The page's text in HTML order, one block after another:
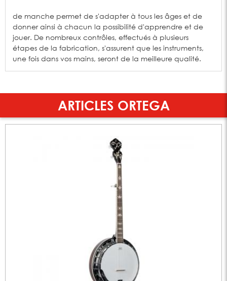
de manche permet de s'adapter à tous les âges et de
donner ainsi à chacun la possibilité d'apprendre et de
jouer. De nombreux contrôles, effectués à plusieurs
étapes de la fabrication, s'assurent que les instruments,
une fois dans vos mains, seront de la meilleure qualité.
ARTICLES ORTEGA